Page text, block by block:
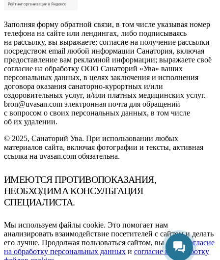
Заполняя форму обратной связи, в том числе указывая номер
телефона на сайте или лендингах, либо подписываясь
на рассылку, вы выражаете: согласие на получение рассылки
посредством email любой информации Санатория, включая
предоставление вам рекламной информации; выражаете своё
согласие на обработку ООО Санаторий «Ува» ваших
персональных данных, в целях заключения и исполнения
договора оказания санаторно-курортных и/или
оздоровительных услуг, и/или платных медицинских услуг.
bron@uvasan.com электронная почта для обращений
с вопросом о своих персональных данных, в том числе
об их удалении.
© 2025, Санаторий Ува. При использовании любых
материалов сайта, включая фотографии и тексты, активная
ссылка на uvasan.com обязательна.
ИМЕЮТСЯ ПРОТИВОПОКАЗАНИЯ,
НЕОБХОДИМА КОНСУЛЬТАЦИЯ
СПЕЦИАЛИСТА.
Мы используем файлы cookie. Это помогает нам
анализировать взаимодействие посетителей с сайтом и делать
его лучше. Продолжая пользоваться сайтом, вы даете
согласие
на обработку персональных данных и согласие на обработку